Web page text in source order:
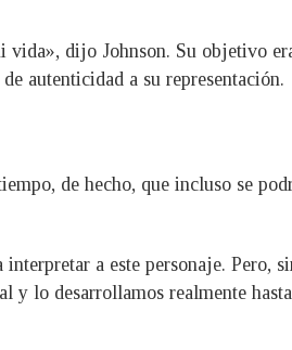
vida», dijo Johnson. Su objetivo
autenticidad a su representación.
de hecho, que incluso se
a este personaje. Pero,
y lo desarrollamos realmente